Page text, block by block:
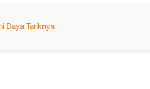
Daya Tariknya